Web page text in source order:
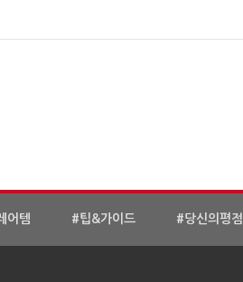
어템 #팁&가이드 #당신의평점